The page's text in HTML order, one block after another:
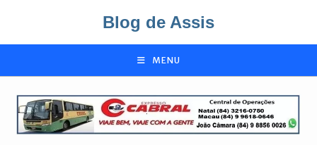
o
Blog de Assis
MENU